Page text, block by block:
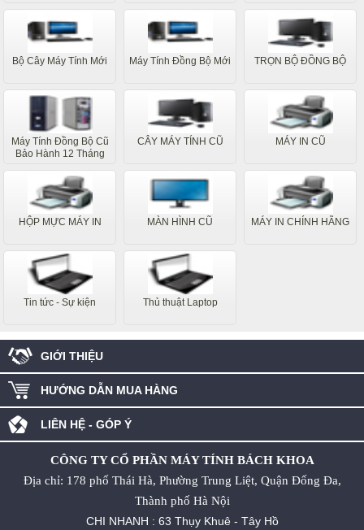
Bộ Cây Máy Tính Mới Máy Tính Đồng Bộ Mới TRỌN BỘ ĐỒNG BỘ
Máy Tính Đồng Bộ Cũ
Bảo Hành 12 Tháng
CÂY MÁY TÍNH CŨ MÁY IN CŨ
HỘP MỰC MÁY IN MÀN HÌNH CŨ MÁY IN CHÍNH HÃNG
Tin tức - Sự kiện Thủ thuật Laptop
GIỚI THIỆU
HƯỚNG DẪN MUA HÀNG
LIÊN HỆ - GÓP Ý
CÔNG TY CỔ PHẦN MÁY TÍNH BÁCH KHOA
Địa chỉ: 178 phố Thái Hà, Phường Trung Liệt, Quận Đống Đa,
Thành phố Hà Nội
CHI NHANH : 63 Thụy Khuê - Tây Hồ